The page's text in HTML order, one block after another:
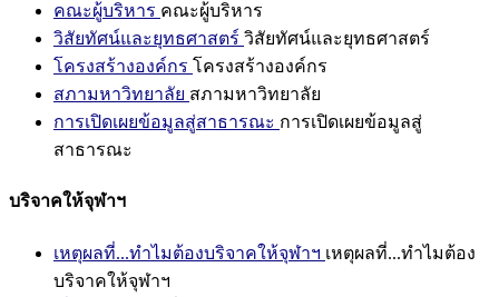
คณะผู้บริหาร คณะผู้บริหาร
วิสัยทัศน์และยุทธศาสตร์ วิสัยทัศน์และยุทธศาสตร์
โครงสร้างองค์กร โครงสร้างองค์กร
สภามหาวิทยาลัย สภามหาวิทยาลัย
การเปิดเผยข้อมูลสู่สาธารณะ การเปิดเผยข้อมูลสู่
สาธารณะ
บริจาคให้จุฬาฯ
เหตุผลที่...ทำไมต้องบริจาคให้จุฬาฯ เหตุผลที่...ทำไมต้อง
บริจาคให้จุฬาฯ